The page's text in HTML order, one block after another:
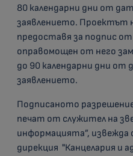
80 календарни дни от
заявлението. Проектът
предоставя за подпис
оправомощен от него
до 90 календарни дни от
заявлението.
Подписаното
печат от служител на
информацията”, извежда
дирекция "Канцелария и